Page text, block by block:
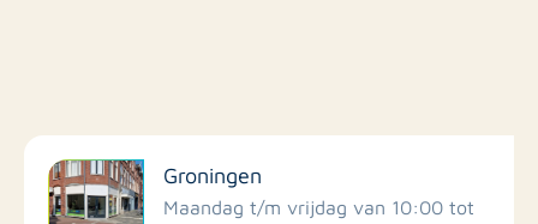
Filter op faciliteiten
Scholen
Groningen
Maandag t/m vrijdag van 10:00 tot